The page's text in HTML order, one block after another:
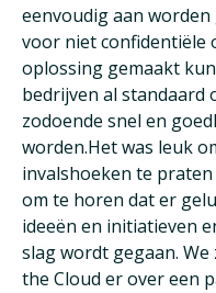
eenvoudig aan
voor niet confidentiële
oplossing gemaakt
bedrijven al standaard
zodoende snel en
worden.Het was leuk
invalshoeken te praten
om te horen dat er
ideeën en initiatieven
slag wordt gegaan.
the Cloud er over een